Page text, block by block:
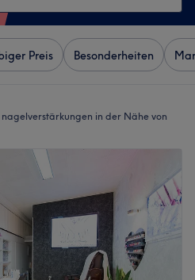
Preis Besonderheiten
in der Nähe von